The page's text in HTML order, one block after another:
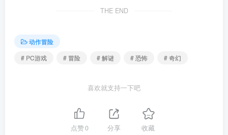
THE END
动作冒险
# PC游戏
# 冒险 # 解谜 # 恐怖 # 奇幻
喜欢就支持一下吧
点赞0 分享 收藏